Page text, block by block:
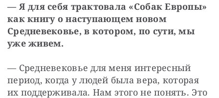
— Я для себя трактовала «Собак Европы»
как книгу о наступающем новом
Средневековье, в котором, по сути, мы
уже живем.
— Средневековье для меня интересный
период, когда у людей была вера, которая
их поддерживала. Нам этого не понять. Это